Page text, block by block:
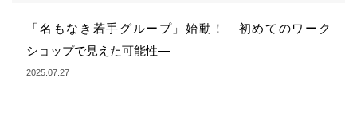
「名もなき若手グループ」始動！—初めてのワーク
ショップで見えた可能性—
2025.07.27